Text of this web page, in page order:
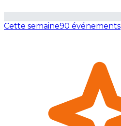
Cette semaine90 événements